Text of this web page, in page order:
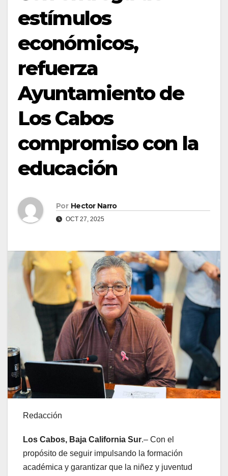
estímulos
económicos,
refuerza
Ayuntamiento de
Los Cabos
compromiso con la
educación
Por Hector Narro
OCT 27, 2025
Redacción
Los Cabos, Baja California Sur.– Con el
propósito de seguir impulsando la formación
académica y garantizar que la niñez y juventud